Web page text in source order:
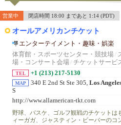
営業中 閉店時間 18:00 まであと 1:14 (PDT)
オールアメリカンチケット
エンターテイメント・趣味・娯楽
体育館・スポーツセンター・競技場/
場・コンサート会場/ チケットサービ
TEL +1 (213) 217-5130
MAP 340 E 2nd St Ste 305, Los
S
http://www.allamerican-tkt.com
野球、バスケ、ゴルフ観戦のチケットは
ィーガガ、ジャスティン・ビーバーのコ